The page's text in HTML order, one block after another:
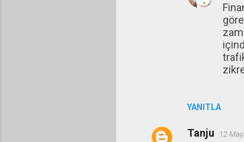
YANITLA
Tanju 12